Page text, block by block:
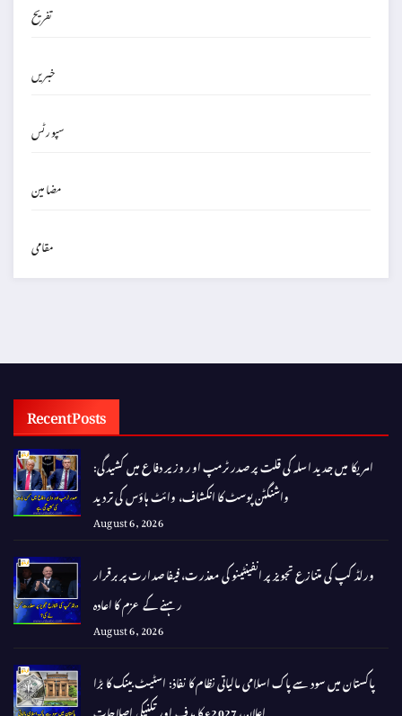
تفریح
خبریں
سپورٹس
مضامین
مقامی
Recent Posts
امریکا میں جدید اسلہ کی قلت پر صدر ٹرمپ اور وزیر دفاع میں کشیدگی:
واشنگٹن پوسٹ کا انکشاف، وائٹ ہاؤس کی تردید
August 6, 2026
ورلڈ کپ کی متنازع تجویز پر انفینٹینو کی معذرت، فیفا صدارت پر برقرار
رہنے کے عزم کا اعادہ
August 6, 2026
پاکستان میں سود سے پاک اسلامی مالیاتی نظام کا نفاذ: اسٹیٹ بینک کا بڑا